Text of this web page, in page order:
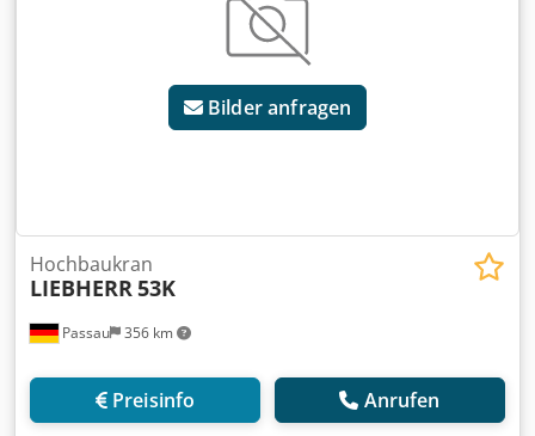
Bilder anfragen
Passau 356 km
Hochbaukran
LIEBHERR 53K
Preisinfo Anrufen